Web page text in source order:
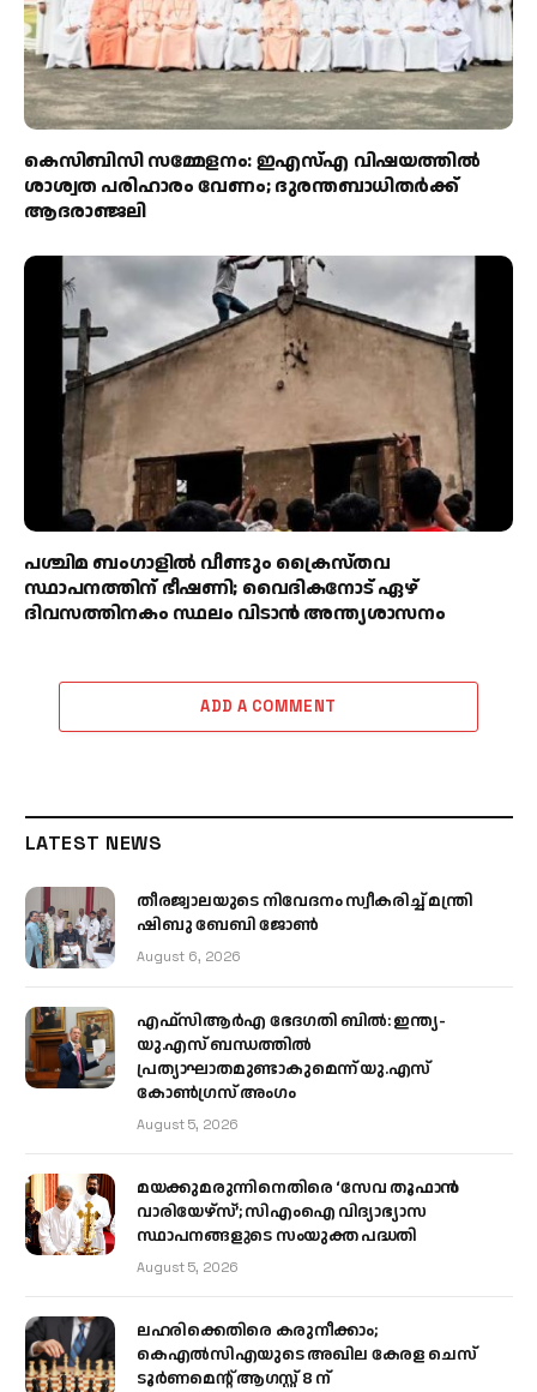
കെസിബിസി സമ്മേളനം: ഇഎസ്എ വിഷയത്തിൽ
ശാശ്വത പരിഹാരം വേണം; ദുരന്തബാധിതർക്ക്
ആദരാഞ്ജലി
പശ്ചിമ ബംഗാളിൽ വീണ്ടും ക്രൈസ്തവ
സ്ഥാപനത്തിന് ഭീഷണി; വൈദികനോട് ഏഴ്
ദിവസത്തിനകം സ്ഥലം വിടാൻ അന്ത്യശാസനം
ADD A COMMENT
LATEST NEWS
തീരജ്വാലയുടെ നിവേദനം സ്വീകരിച്ച് മന്ത്രി
ഷിബു ബേബി ജോൺ
August 6, 2026
എഫ്‌സിആർഎ ഭേദഗതി ബിൽ: ഇന്ത്യ-
യു.എസ് ബന്ധത്തിൽ
പ്രത്യാഘാതമുണ്ടാകുമെന്ന് യു.എസ്
കോൺഗ്രസ് അംഗം
August 5, 2026
മയക്കുമരുന്നിനെതിരെ ‘സേവ തൂഫാൻ
വാരിയേഴ്‌സ്’; സിഎംഐ വിദ്യാഭ്യാസ
സ്ഥാപനങ്ങളുടെ സംയുക്ത പദ്ധതി
August 5, 2026
ലഹരിക്കെതിരെ കരുനീക്കാം;
കെഎൽസിഎയുടെ അഖില കേരള ചെസ്
ടൂർണമെന്റ് ആഗസ്റ്റ് 8 ന്